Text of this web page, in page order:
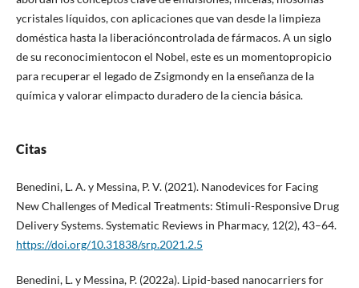
ycristales líquidos, con aplicaciones que van desde la limpieza
doméstica hasta la liberacióncontrolada de fármacos. A un siglo
de su reconocimientocon el Nobel, este es un momentopropicio
para recuperar el legado de Zsigmondy en la enseñanza de la
química y valorar elimpacto duradero de la ciencia básica.
Citas
Benedini, L. A. y Messina, P. V. (2021). Nanodevices for Facing
New Challenges of Medical Treatments: Stimuli-Responsive Drug
Delivery Systems. Systematic Reviews in Pharmacy, 12(2), 43–64.
https://doi.org/10.31838/srp.2021.2.5
Benedini, L. y Messina, P. (2022a). Lipid-based nanocarriers for